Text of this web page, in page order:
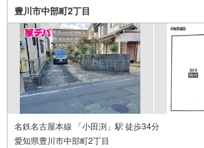
ってご来場ください。・営業時間 午
分 （定休日:水曜日）この時間帯は
がスムーズにご案内できます。右下
チ！もしくはお気軽にお電話く
豊川市中部町2丁目
名鉄名古屋本線 「小田渕」駅 徒歩34分
愛知県豊川市中部町2丁目